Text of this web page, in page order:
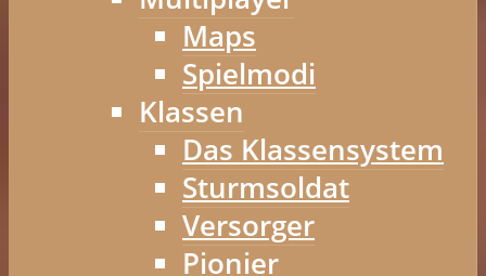
Maps
Spielmodi
Klassen
Das Klassensystem
Sturmsoldat
Versorger
Pionier